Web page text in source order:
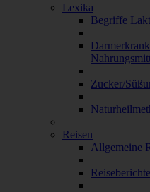
Lexika
Begriffe
Zucker/
Reisen
Allgemeine
Reiseberichte